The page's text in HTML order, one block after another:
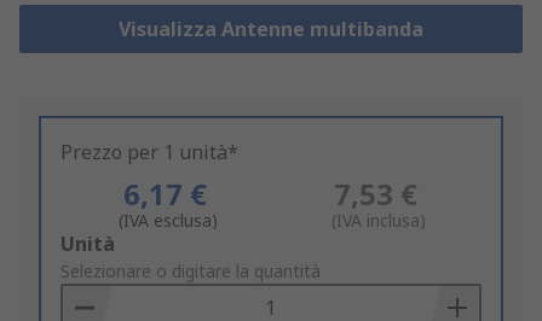
Visualizza Antenne multibanda
Prezzo per 1 unità*
6,17 €
(IVA esclusa)
7,53 €
(IVA inclusa)
Add
to
Basket
Unità
Selezionare o digitare la quantità